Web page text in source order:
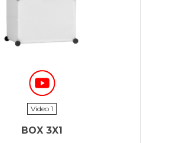
Video 1
BOX 3X1